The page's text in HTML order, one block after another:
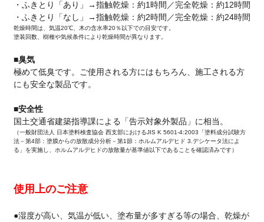
・ふきとり「あり」→指触乾燥：約1時間／完全乾燥：約12時間
・ふきとり「なし」→指触乾燥：約2時間／完全乾燥：約24時間
乾燥時間は、気温20℃、木の含水率20％以下での目安です。
塗装回数、樹種や気候条件により乾燥時間が異なります。
■臭気
極めて低臭です。ご使用される方にはもちろん、施工される方
にも安全な製品です。
■安全性
国土交通省建築指導課による「告示対象外製品」に相当。
（一般財団法人 日本塗料検査協会 西支部におけるJIS K 5601-4:2003「塗料成分試験方
法－第4部：塗膜からの放散成分分析－第1節：ホルムアルデヒド 3.デシケータ法によ
る」を実施し、ホルムアルデヒドの放散量が基準値以下であることを確認済みです）
使用上のご注意
●湿度が高い、気温が低い、塗布量が多すぎる等の場合、乾燥が